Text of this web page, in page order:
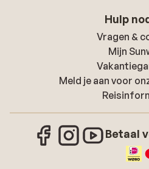
Hulp
Vragen &
Mijn
Meld je aan voor
Betaal